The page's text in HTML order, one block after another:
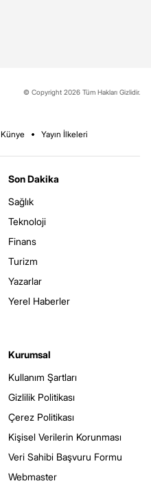
© Copyright 2026 Tüm Hakları Gizlidir.
Künye Yayın İlkeleri
Son Dakika
Sağlık
Teknoloji
Finans
Turizm
Yazarlar
Yerel Haberler
Kurumsal
Kullanım Şartları
Gizlilik Politikası
Çerez Politikası
Kişisel Verilerin Korunması
Veri Sahibi Başvuru Formu
Webmaster